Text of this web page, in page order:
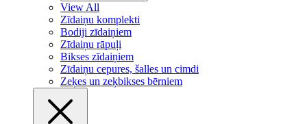
View All
Zīdaiņu komplekti
Bodiji zīdaiņiem
Zīdaiņu rāpuļi
Bikses zīdaiņiem
Zīdaiņu cepures, šalles un cimdi
Zeķes un zeķbikses bērniem